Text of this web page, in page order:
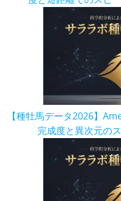
【種牡馬データ2026】
完成度と異次元の